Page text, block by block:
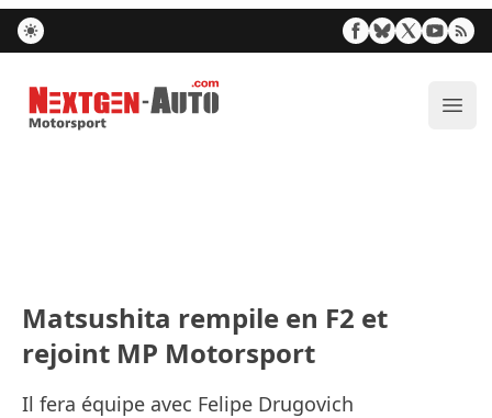
Nextgen-Auto.com
Matsushita rempile en F2 et
rejoint MP Motorsport
Il fera équipe avec Felipe Drugovich